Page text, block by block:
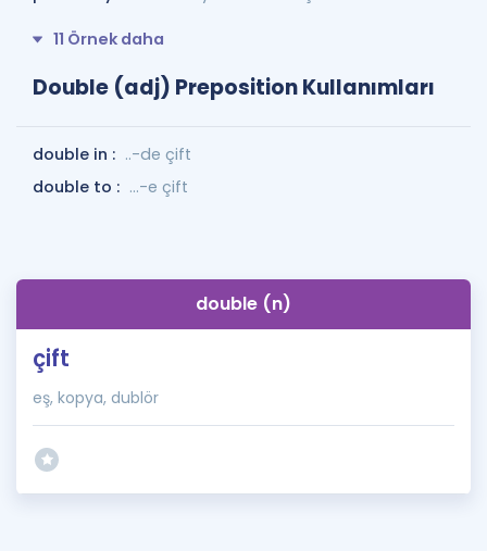
11 Örnek daha
Double (adj) Preposition Kullanımları
double in : ..-de çift
double to : ...-e çift
double (n)
çift
eş, kopya, dublör